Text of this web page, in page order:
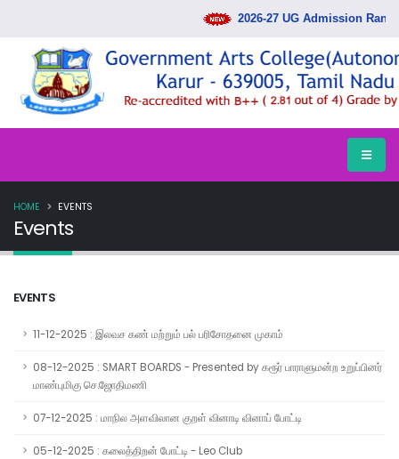
2026-27 UG Admission Rank
Events
HOME EVENTS
EVENTS
11-12-2025 : இலவச கண் மற்றும் பல் பரிசோதனை முகாம்
08-12-2025 : SMART BOARDS - Presented by கரூர் பாராளுமன்ற உறுப்பினர்
மாண்புமிகு செ.ஜோதிமணி
07-12-2025 : மாநில அளவிலான குறள் வினாடி வினாப் போட்டி
05-12-2025 : கலைத்திறன் போட்டி - Leo Club